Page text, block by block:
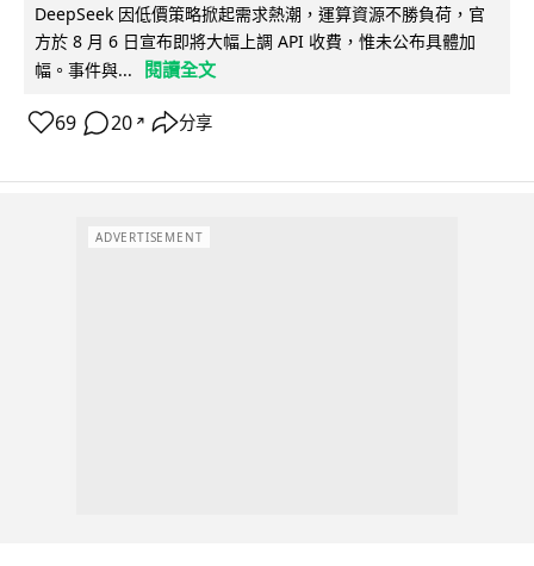
DeepSeek 因低價策略掀起需求熱潮，運算資源不勝負荷，官
方於 8 月 6 日宣布即將大幅上調 API 收費，惟未公布具體加
幅。事件與...
閱讀全文
69 20 ↗ 分享
ADVERTISEMENT